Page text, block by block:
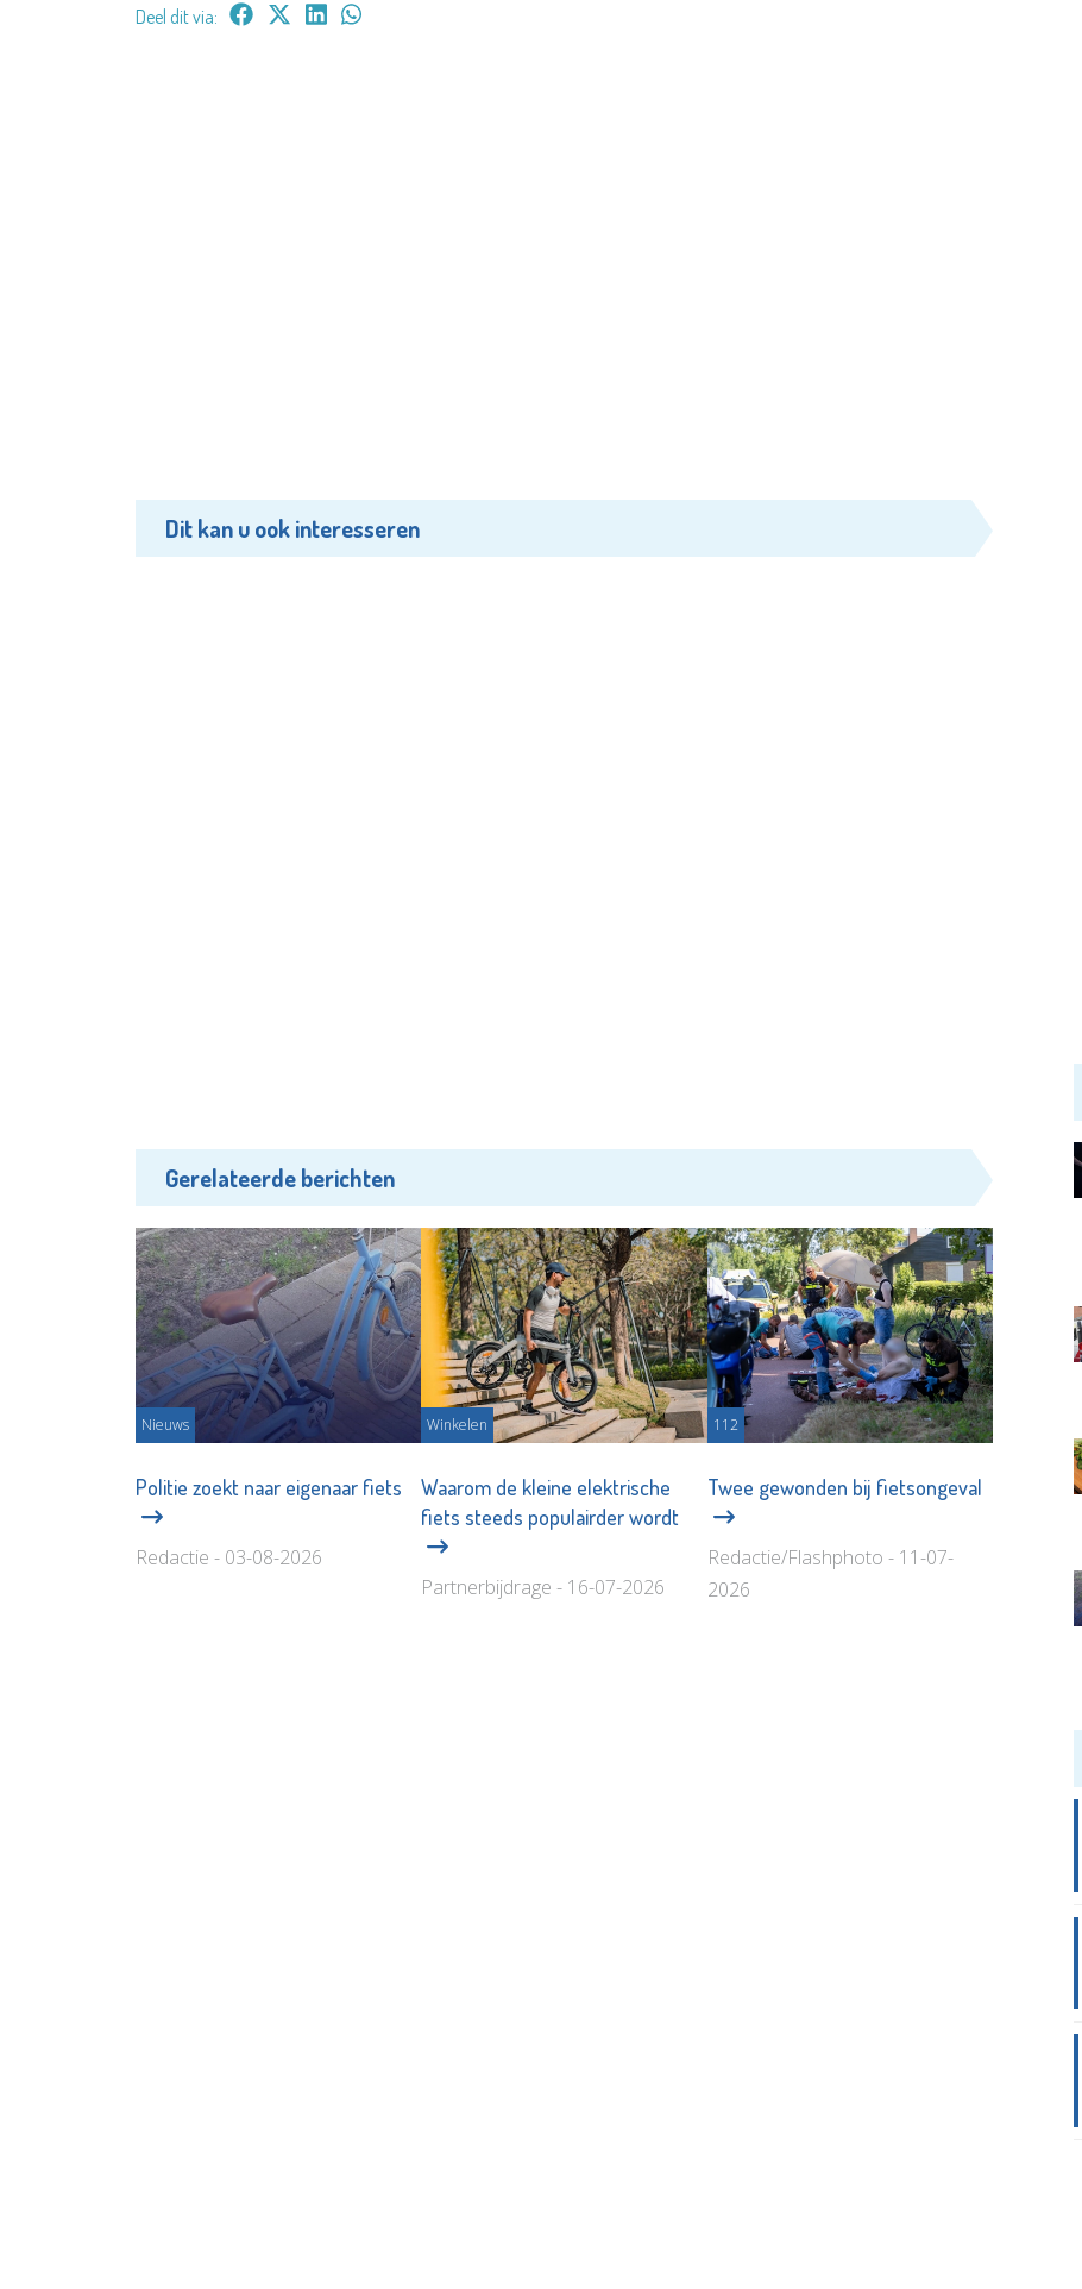
Deel dit via:
Dit kan u ook interesseren
Gerelateerde berichten
Nieuws
Politie zoekt naar eigenaar fiets
Redactie - 03-08-2026
Winkelen
Waarom de kleine elektrische
fiets steeds populairder wordt
Partnerbijdrage - 16-07-2026
112
Twee gewonden bij fietsongeval
Redactie/Flashphoto - 11-07-
2026